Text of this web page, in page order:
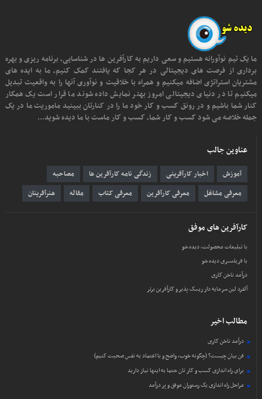
ما یک تیم نوآورانه هستیم و سعی داریم به کارآفرین ها در شناسایی، برنامه ریزی و بهره
برداری از فرصت های دیجیتالی در هر کجا که یافتند کمک کنیم، ما به ایده های
مشتریان استراتژی اضافه میکنیم و همراه با خلاقیت و نوآوری آنها را به واقعیت تبدیل
میکنیم تا در دنیای دیجیتالی امروز بهتر نمایش داده شوند ما قرار است یک همکار
کنار شما باشیم و در رونق کسب و کار خود ما را در کنارتان ببینید ماموریت ما در یک
جمله خلاصه می شود کسب و کار شما، کسب و کار ماست با ما دیده شوید...
عناوین جالب
آموزش اخبار کارآفرینی زندگی نامه کارآفرین ها
مصاحبه
معرفی مشاغل
معرفی کارآفرین معرفی کتاب مقاله هنرآفرینان
کارآفرین های موفق
با تبلیغات محصولت، دیده شو
با فریلنسری دیده شو
درآمد ناخن کاری
آلفرد لین سرمایه دار ریسک پذیر و کارآفرین برتر
مطالب اخیر
درآمد ناخن کاری
فن بیان چیست؟ (چگونه خوب، واضح و با اعتماد به نفس صحبت کنیم)
برای راه اندازی کسب و کار تان حتما به اینها نیاز دارید
مراحل راه اندازی یک رستوران موفق و پر درآمد